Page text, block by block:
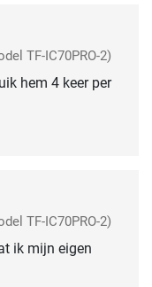
TF-IC70PRO-2)
hem 4 keer per
TF-IC70PRO-2)
ik mijn eigen